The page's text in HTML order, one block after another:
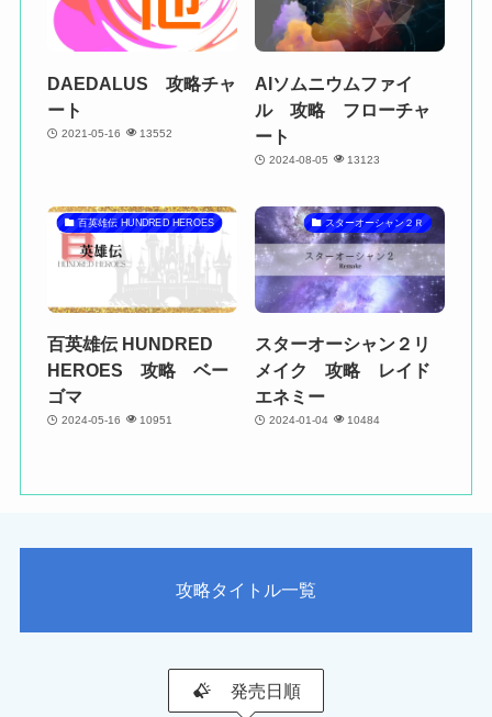
DAEDALUS 攻略チャ
ート
2021-05-16 13552
AIソムニウムファイ
ル 攻略 フローチャ
ート
2024-08-05 13123
百英雄伝 HUNDRED HEROES
百英雄伝 HUNDRED
HEROES 攻略 ベー
ゴマ
2024-05-16 10951
スターオーシャン２Ｒ
スターオーシャン２リ
メイク 攻略 レイド
エネミー
2024-01-04 10484
攻略タイトル一覧
発売日順